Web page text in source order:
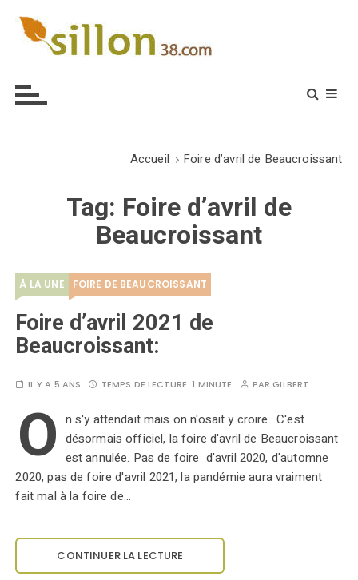
Accueil Foire d’avril de Beaucroissant
Tag: Foire d’avril de
Beaucroissant
À LA UNE FOIRE DE BEAUCROISSANT
Foire d’avril 2021 de
Beaucroissant:
IL Y A 5 ANS TEMPS DE LECTURE :1 MINUTE PARGILBERT
O n s'y attendait mais on n'osait y croire.. C'est
désormais officiel, la foire d'avril de Beaucroissant
est annulée. Pas de foire d'avril 2020, d'automne
2020, pas de foire d'avril 2021, la pandémie aura vraiment
fait mal à la foire de…
CONTINUER LA LECTURE